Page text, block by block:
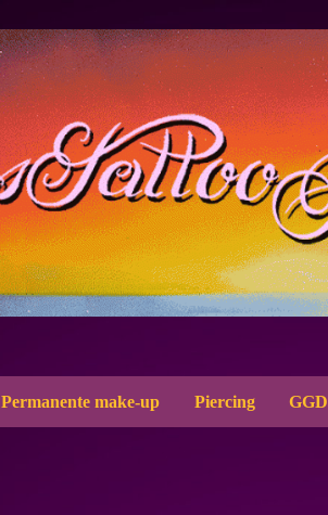
Permanente make-up Piercing GGD